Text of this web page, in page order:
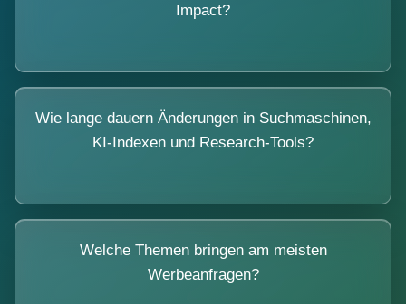
Impact?
Wie lange dauern Änderungen in Suchmaschinen,
KI-Indexen und Research-Tools?
Welche Themen bringen am meisten
Werbeanfragen?